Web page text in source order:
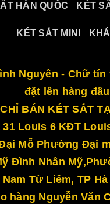
HÀN QUỐC KÉT
KÉT SẮT MINI
Nguyên - Chữ
đặt lên hàng đầu
BÁN KÉT SẮT
31 Louis 6 KĐT
Mỗ Phường Đại
Đình Nhân
Nam Từ Liêm, TP Hà
hàng Nguyễn Văn